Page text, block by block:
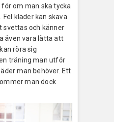
om man ska tycka
kläder kan skava
svettas och känner
även vara lätta att
röra sig
träning man utför
man behöver. Ett
man dock